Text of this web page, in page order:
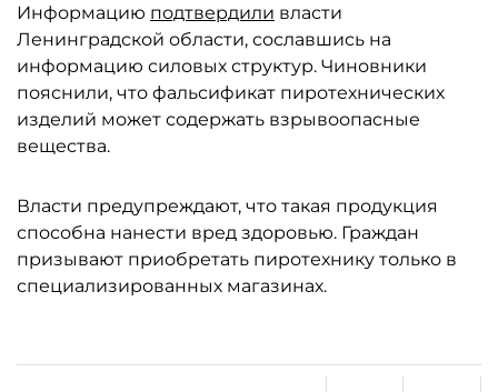
Информацию подтвердили власти
Ленинградской области, сославшись на
информацию силовых структур. Чиновники
пояснили, что фальсификат пиротехнических
изделий может содержать взрывоопасные
вещества.
Власти предупреждают, что такая продукция
способна нанести вред здоровью. Граждан
призывают приобретать пиротехнику только в
специализированных магазинах.